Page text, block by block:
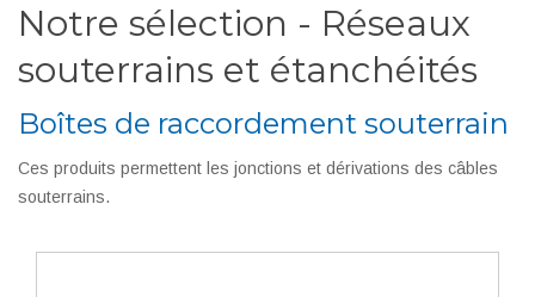
Notre sélection - Réseaux
souterrains et étanchéités
Boîtes de raccordement souterrain
Ces produits permettent les jonctions et dérivations des câbles
souterrains.